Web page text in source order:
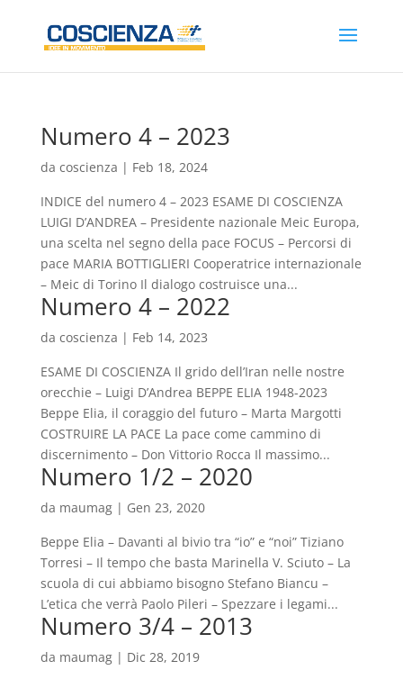
Numero 4 – 2023
da coscienza | Feb 18, 2024
INDICE del numero 4 – 2023 ESAME DI COSCIENZA
LUIGI D’ANDREA – Presidente nazionale Meic Europa,
una scelta nel segno della pace FOCUS – Percorsi di
pace MARIA BOTTIGLIERI Cooperatrice internazionale
– Meic di Torino Il dialogo costruisce una...
Numero 4 – 2022
da coscienza | Feb 14, 2023
ESAME DI COSCIENZA Il grido dell’Iran nelle nostre
orecchie – Luigi D’Andrea BEPPE ELIA 1948-2023
Beppe Elia, il coraggio del futuro – Marta Margotti
COSTRUIRE LA PACE La pace come cammino di
discernimento – Don Vittorio Rocca Il massimo...
Numero 1/2 – 2020
da maumag| Gen 23, 2020
Beppe Elia – Davanti al bivio tra “io” e “noi” Tiziano
Torresi – Il tempo che basta Marinella V. Sciuto – La
scuola di cui abbiamo bisogno Stefano Biancu –
L’etica che verrà Paolo Pileri – Spezzare i legami...
Numero 3/4 – 2013
da maumag| Dic 28, 2019